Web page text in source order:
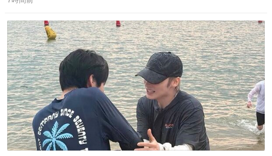
信
ト
数
数